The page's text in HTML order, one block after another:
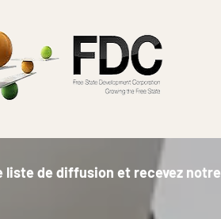
liste de diffusion et recevez notre